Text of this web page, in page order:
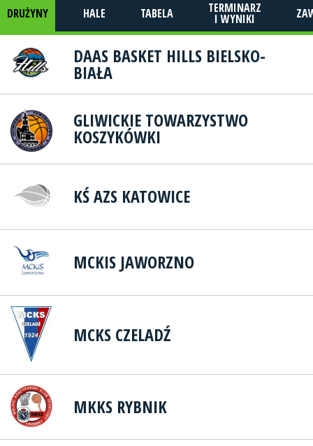
DRUŻYNY HALE TABELA TERMINARZ
I WYNIKI
DAAS BASKET HILLS BIELSKO-
BIAŁA
GLIWICKIE TOWARZYSTWO
KOSZYKÓWKI
KŚ AZS KATOWICE
MCKIS JAWORZNO
MCKS CZELADŹ
MKKS RYBNIK